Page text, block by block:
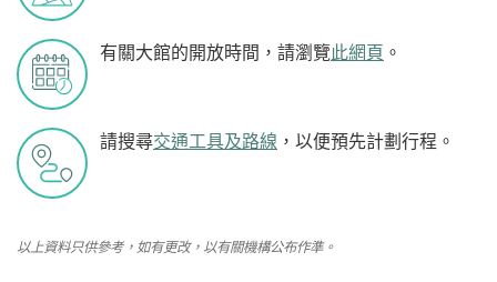
有關大館的開放時間，請瀏覽此網頁 。
請搜尋交通工具及路線 ，以便預先計劃行程。
以上資料只供參考，如有更改，以有關機構公布作準。